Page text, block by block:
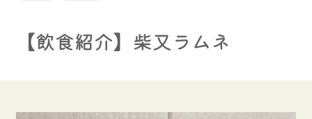
【飲食紹介】柴又ラムネ